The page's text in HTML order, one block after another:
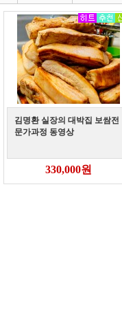
김명환 실장의 대박집 보쌈전
문가과정 동영상
330,000원